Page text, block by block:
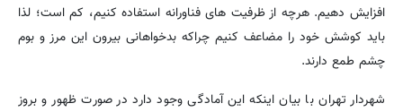
افزایش دهیم. هرچه از ظرفیت های فناورانه استفاده کنیم، کم است؛ لذا
باید کوشش خود را مضاعف کنیم چراکه بدخواهانی بیرون این مرز و بوم
چشم طمع دارند.
شهردار تهران با بیان اینکه این آمادگی وجود دارد در صورت ظهور و بروز